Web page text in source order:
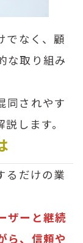
でなく、顧
な取り組み
同されやす
します。
るだけの業
ザーと継続
ら、信頼や